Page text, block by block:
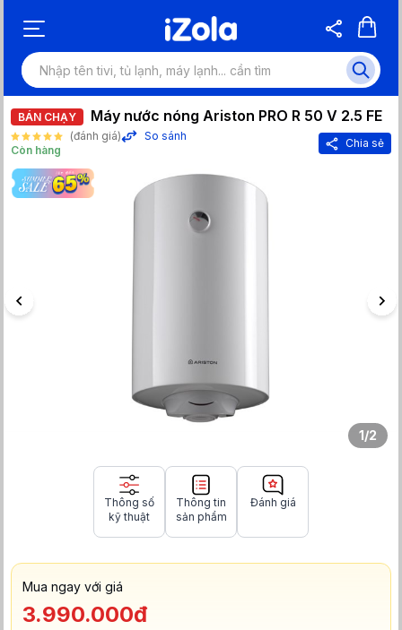
BÁN CHẠY Máy nước nóng Ariston PRO R 50 V 2.5 FE
(đánh giá)
So sánh
Còn hàng
Chia sẻ
1/2
Thông số
kỹ thuật
Thông tin
sản phẩm
Đánh giá
Mua ngay với giá
3.990.000đ